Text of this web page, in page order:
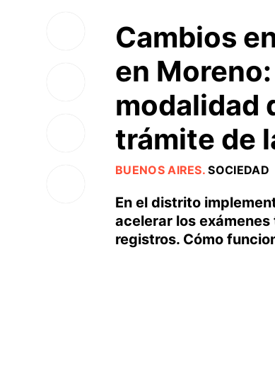
Cambios
en
modalidad
trámite de
BUENOS AIRES.SOCIEDAD
En el distrito
acelerar los
registros. Cómo